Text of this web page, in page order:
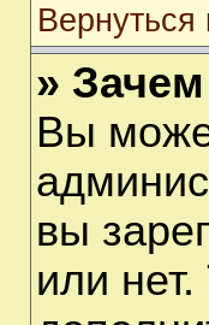
Вернуться
»
Вы
вы
или